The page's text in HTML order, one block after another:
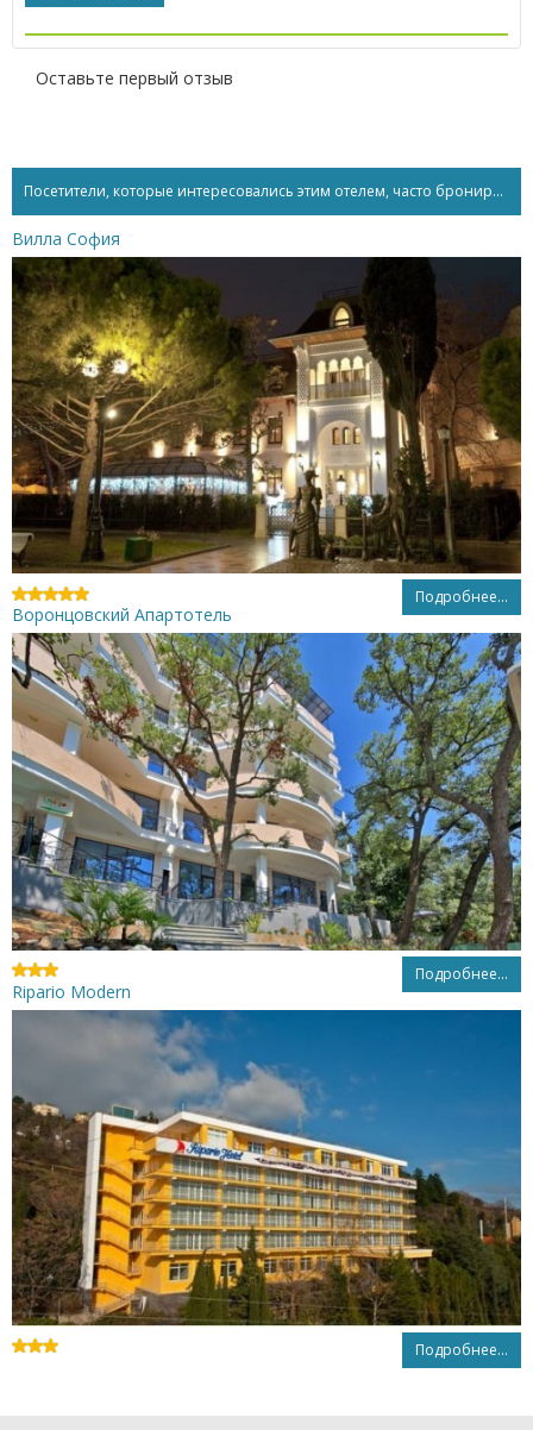
Оставьте первый отзыв
Посетители, которые интересовались этим отелем, часто бронируют...
Вилла София
Подробнее...
Воронцовский Апартотель
Подробнее...
Ripario Modern
Подробнее...